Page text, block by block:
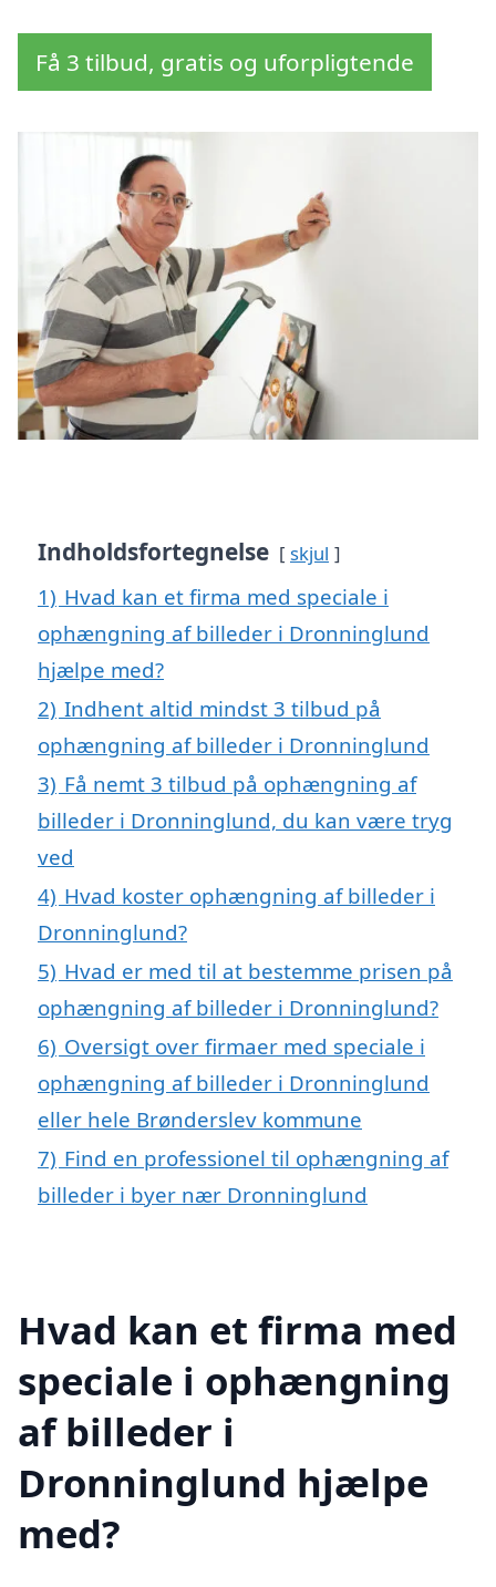
Få 3 tilbud, gratis og uforpligtende
Indholdsfortegnelse skjul
1) Hvad kan et firma med speciale i
ophængning af billeder i Dronninglund
hjælpe med?
2) Indhent altid mindst 3 tilbud på
ophængning af billeder i Dronninglund
3) Få nemt 3 tilbud på ophængning af
billeder i Dronninglund, du kan være tryg
ved
4) Hvad koster ophængning af billeder i
Dronninglund?
5) Hvad er med til at bestemme prisen på
ophængning af billeder i Dronninglund?
6) Oversigt over firmaer med speciale i
ophængning af billeder i Dronninglund
eller hele Brønderslev kommune
7) Find en professionel til ophængning af
billeder i byer nær Dronninglund
Hvad kan et firma med
speciale i ophængning
af billeder i
Dronninglund hjælpe
med?